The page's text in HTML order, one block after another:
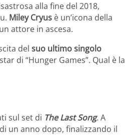
alla fine del 2018,
Miley Cryus è un’icona della
attore in ascesa.
del suo ultimo singolo
di “Hunger Games”. Qual è la
sul set di The Last Song. A
un anno dopo, finalizzando il